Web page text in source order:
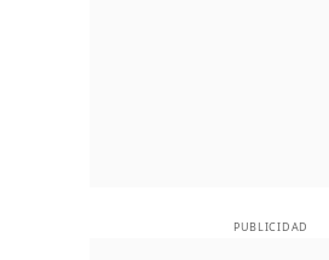
PUBLICIDAD